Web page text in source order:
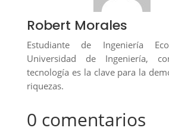
Robert Morales
Estudiante de Ingeniería
Universidad de Ingeniería,
tecnología es la clave para la
riquezas.
0 comentarios